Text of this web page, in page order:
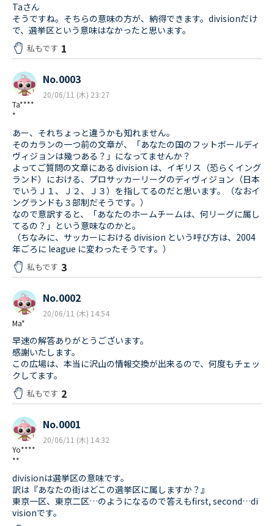
Taさん
そうですね。そちらの意味の方が、納得できます。divisionだけ
で、選挙区という意味はなかったと思います。
私もです 1
Ta****
*
No.0003
20/06/11 (木) 23:27
あー、それちょっと違うかも知れません。
そのカランの一つ前の文章が、「あなたの国のフットボールディ
ヴィジョンは幾つある？」になってませんか？
よってご質問の文章にある division は、イギリス（恐らくイング
ランド）における、プロサッカーリーグのディヴィジョン（日本
でいうＪ１、Ｊ２、Ｊ３）を指してるのだと思います。（なおイ
ングランドも３部制だそうです。）
なので意訳すると、「あなたのホームチームは、何リーグに属し
てるの？」という意味なのかと。
（ちなみに、サッカーにおける division という呼び方は、2004
年ごろに league に変わったそうです。）
私もです 3
Ma*
No.0002
20/06/11 (木) 14:54
早速の解答ありがとうございます。
感謝いたします。
この広場は、本当に沢山の情報交換が出来るので、何度もチェッ
クしてます。
私もです 2
Yo****
**
No.0001
20/06/11 (木) 14:32
divisionは選挙区の意味です。
訳は『あなたの街はどこの選挙区に属しますか？』
東京一区、東京二区…のようになるので答えもfirst, second…di
visionです。